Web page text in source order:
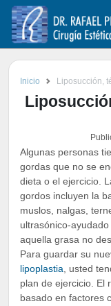
Inicio Liposucción,
Algunas personas
gordas que no se
dieta o el ejercicio.
gordos incluyen la
muslos, nalgas,
ultrasónico-
aquella grasa no
Para guardar su
lipoplastia , usted
plan de ejercicio. El
basado en factores